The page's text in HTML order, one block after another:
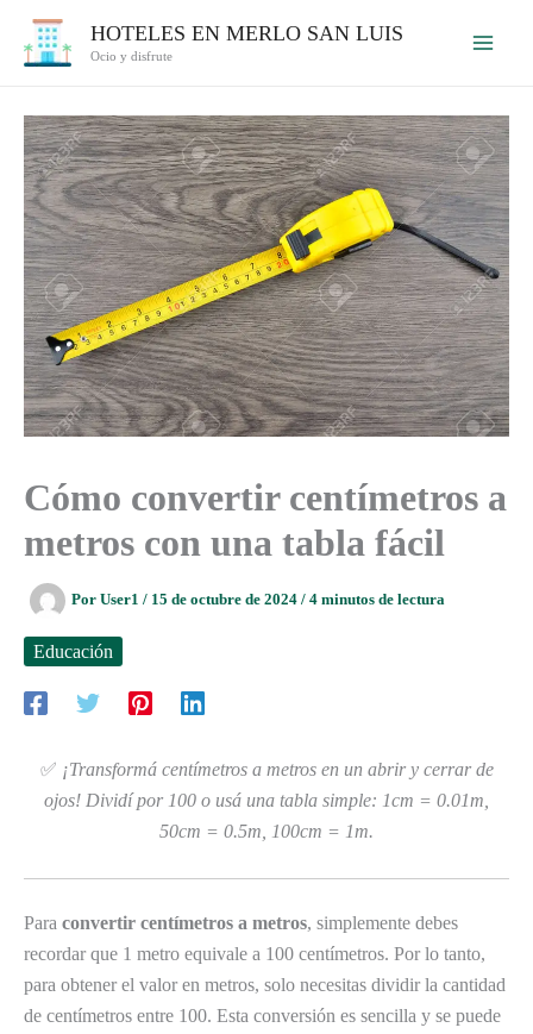
HOTELES EN MERLO SAN LUIS
Ocio y disfrute
Cómo convertir centímetros a
metros con una tabla fácil
Por User1 / 15 de octubre de 2024 / 4 minutos de lectura
Educación
✅ ¡Transformá centímetros a metros en un abrir y cerrar de
ojos! Dividí por 100 o usá una tabla simple: 1cm = 0.01m,
50cm = 0.5m, 100cm = 1m.
Para convertir centímetros a metros, simplemente debes
recordar que 1 metro equivale a 100 centímetros. Por lo tanto,
para obtener el valor en metros, solo necesitas dividir la cantidad
de centímetros entre 100. Esta conversión es sencilla y se puede